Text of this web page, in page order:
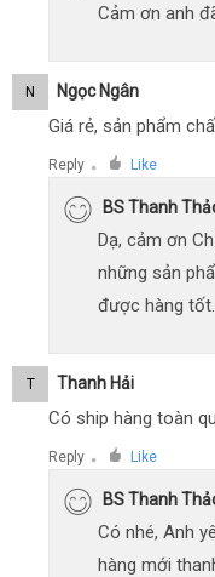
Cảm ơn anh
N Ngọc Ngân
Giá rẻ, sản phẩm
Reply ● Like
BS Thanh
Dạ, cảm ơn
những sản
được hàng tốt.
T Thanh Hải
Có ship hàng toàn
Reply ● Like
BS Thanh
Có nhé, Anh
hàng mới